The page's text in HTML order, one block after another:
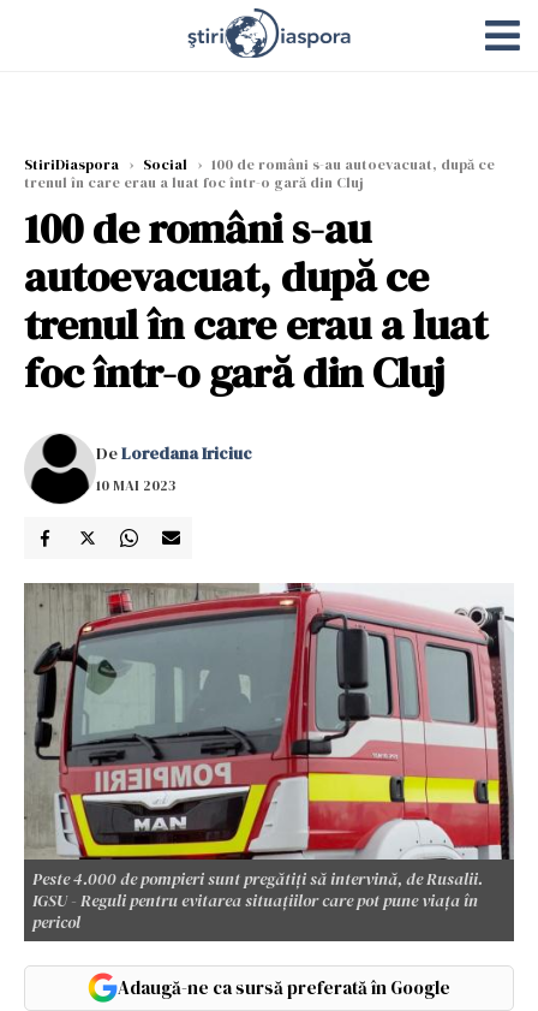
StiriDiaspora › Social › 100 de români s-au autoevacuat, după ce
trenul în care erau a luat foc într-o gară din Cluj
100 de români s-au
autoevacuat, după ce
trenul în care erau a luat
foc într-o gară din Cluj
DeLoredana Iriciuc
10 MAI 2023
Peste 4.000 de pompieri sunt pregătiți să intervină, de Rusalii.
IGSU - Reguli pentru evitarea situațiilor care pot pune viața în
pericol
Adaugă-ne ca sursă preferată în Google